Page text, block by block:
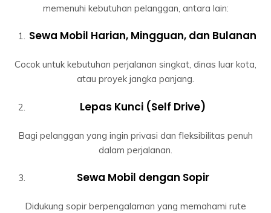
memenuhi kebutuhan pelanggan, antara lain:
Sewa Mobil Harian, Mingguan, dan Bulanan
Cocok untuk kebutuhan perjalanan singkat, dinas luar kota,
atau proyek jangka panjang.
Lepas Kunci (Self Drive)
Bagi pelanggan yang ingin privasi dan fleksibilitas penuh
dalam perjalanan.
Sewa Mobil dengan Sopir
Didukung sopir berpengalaman yang memahami rute